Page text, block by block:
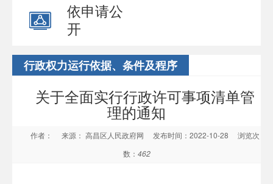
依申请公
开
行政权力运行依据、条件及程序
关于全面实行行政许可事项清单管
理的通知
作者： 来源： 高昌区人民政府网 发布时间：2022-10-28
浏览次
数： 462